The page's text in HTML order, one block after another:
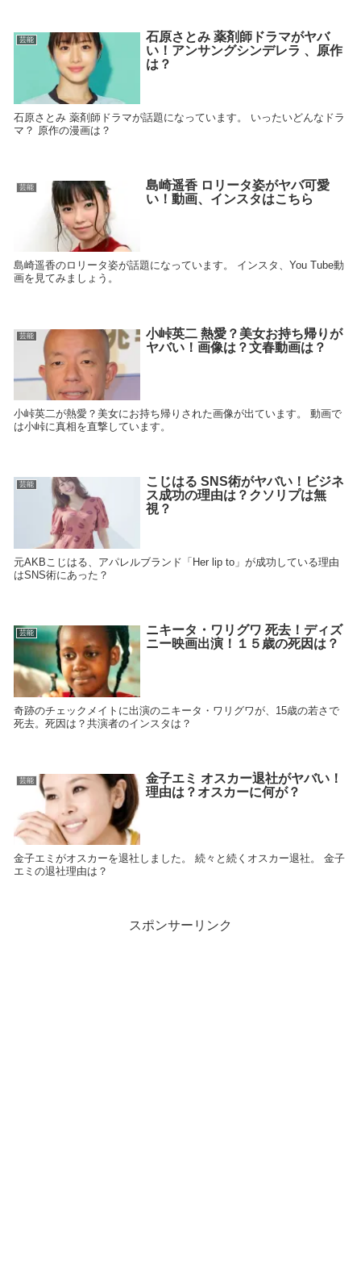
芸能
石原さとみ 薬剤師ドラマがヤバ
い！アンサングシンデレラ 、原作
は？
石原さとみ 薬剤師ドラマが話題になっています。 いったいどんなドラ
マ？ 原作の漫画は？
芸能
島崎遥香 ロリータ姿がヤバ可愛
い！動画、インスタはこちら
島崎遥香のロリータ姿が話題になっています。 インスタ、You Tube動
画を見てみましょう。
芸能
小峠英二 熱愛？美女お持ち帰りが
ヤバい！画像は？文春動画は？
小峠英二が熱愛？美女にお持ち帰りされた画像が出ています。 動画で
は小峠に真相を直撃しています。
芸能
こじはる SNS術がヤバい！ビジネ
ス成功の理由は？クソリプは無
視？
元AKBこじはる、アパレルブランド「Her lip to」が成功している理由
はSNS術にあった？
芸能
ニキータ・ワリグワ 死去！ディズ
ニー映画出演！１５歳の死因は？
奇跡のチェックメイトに出演のニキータ・ワリグワが、15歳の若さで
死去。死因は？共演者のインスタは？
芸能
金子エミ オスカー退社がヤバい！
理由は？オスカーに何が？
金子エミがオスカーを退社しました。 続々と続くオスカー退社。 金子
エミの退社理由は？
スポンサーリンク